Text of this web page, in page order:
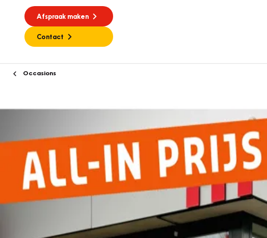
Afspraak maken
Contact
Occasions